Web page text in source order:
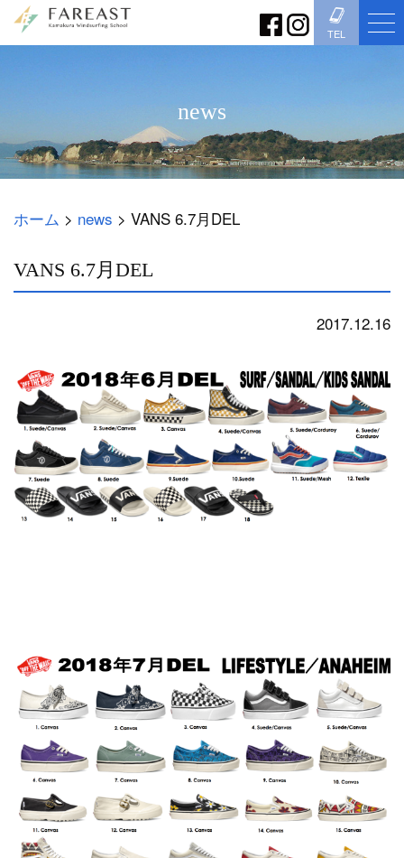
TEL
news
ホーム > news > VANS 6.7月DEL
VANS 6.7月DEL
2017.12.16